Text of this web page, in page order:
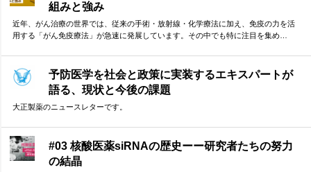
組みと強み
近年、がん治療の世界では、従来の手術・放射線・化学療法に加え、免疫の力を活
用する「がん免疫療法」が急速に発展しています。その中でも特に注目を集め…
予防医学を社会と政策に実装するエキスパートが
語る、現状と今後の課題
大正製薬のニュースレターです。
#03 核酸医薬siRNAの歴史ーー研究者たちの努力
の結晶